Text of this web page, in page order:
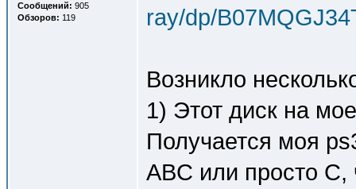
Сообщений: 905
Обзоров: 119
ray/dp/
Возникло
1) Этот диск на
Получается моя
ABC или просто